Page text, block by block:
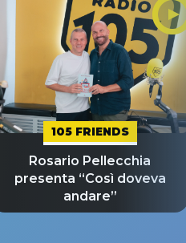
105 FRIENDS
Rosario Pellecchia
presenta “Così doveva
andare”